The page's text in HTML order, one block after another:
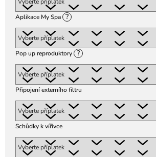
Aplikace My Spa ?
Pop up reproduktory ?
Připojení externího filtru
Schůdky k vířivce